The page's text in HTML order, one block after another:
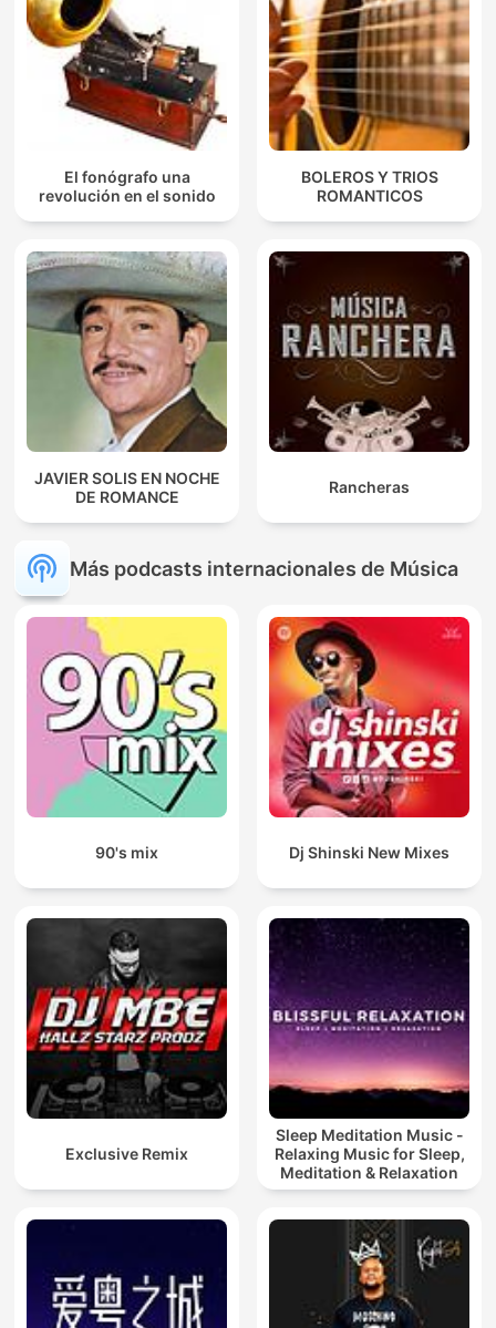
El fonógrafo una
revolución en el sonido
BOLEROS Y TRIOS
ROMANTICOS
JAVIER SOLIS EN NOCHE
DE ROMANCE
Rancheras
Más podcasts internacionales de Música
90's mix Dj Shinski New Mixes
Exclusive Remix
Sleep Meditation Music -
Relaxing Music for Sleep,
Meditation & Relaxation